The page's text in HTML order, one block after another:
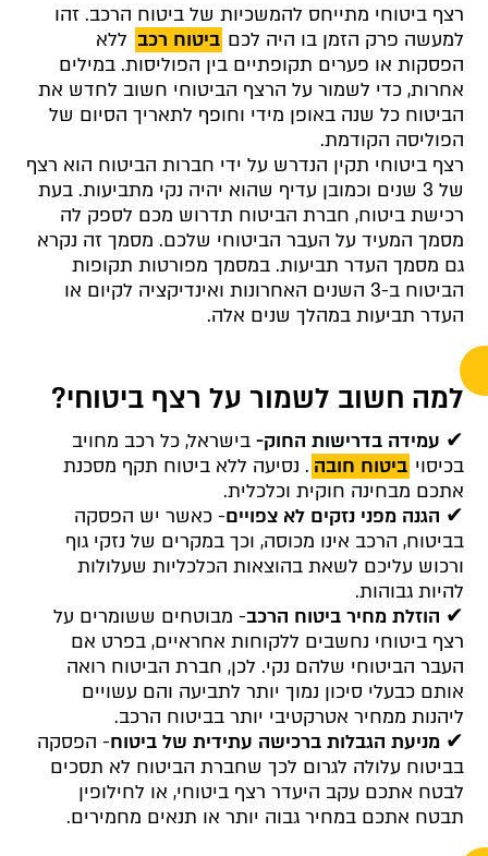
רצף ביטוחי מתייחס להמשכיות של ביטוח הרכב. זהו
למעשה פרק הזמן בו היה לכם ביטוח רכב ללא
הפסקות או פערים תקופתיים בין הפוליסות. במילים
אחרות, כדי לשמור על הרצף הביטוחי חשוב לחדש את
הביטוח כל שנה באופן מידי וחופף לתאריך הסיום של
הפוליסה הקודמת.
רצף ביטוחי תקין הנדרש על ידי חברות הביטוח הוא רצף
של 3 שנים וכמובן עדיף שהוא יהיה נקי מתביעות. בעת
רכישת ביטוח, חברת הביטוח תדרוש מכם לספק לה
מסמך המעיד על העבר הביטוחי שלכם. מסמך זה נקרא
גם מסמך העדר תביעות. במסמך מפורטות תקופות
הביטוח ב-3 השנים האחרונות ואינדיקציה לקיום או
העדר תביעות במהלך שנים אלה.
למה חשוב לשמור על רצף ביטוחי?
✔ עמידה בדרישות החוק- בישראל, כל רכב מחויב
בכיסוי ביטוח חובה . נסיעה ללא ביטוח תקף מסכנת
אתכם מבחינה חוקית וכלכלית.
✔ הגנה מפני נזקים לא צפויים- כאשר יש הפסקה
בביטוח, הרכב אינו מכוסה, וכך במקרים של נזקי גוף
ורכוש עליכם לשאת בהוצאות הכלכליות שעלולות
להיות גבוהות.
✔ הוזלת מחיר ביטוח הרכב- מבוטחים ששומרים על
רצף ביטוחי נחשבים ללקוחות אחראיים, בפרט אם
העבר הביטוחי שלהם נקי. לכן, חברת הביטוח רואה
אותם כבעלי סיכון נמוך יותר לתביעה והם עשויים
ליהנות ממחיר אטרקטיבי יותר בביטוח הרכב.
✔מניעת הגבלות ברכישה עתידית של ביטוח- הפסקה
בביטוח עלולה לגרום לכך שחברת הביטוח לא תסכים
לבטח אתכם עקב היעדר רצף ביטוחי, או לחילופין
תבטח אתכם במחיר גבוה יותר או תנאים מחמירים.